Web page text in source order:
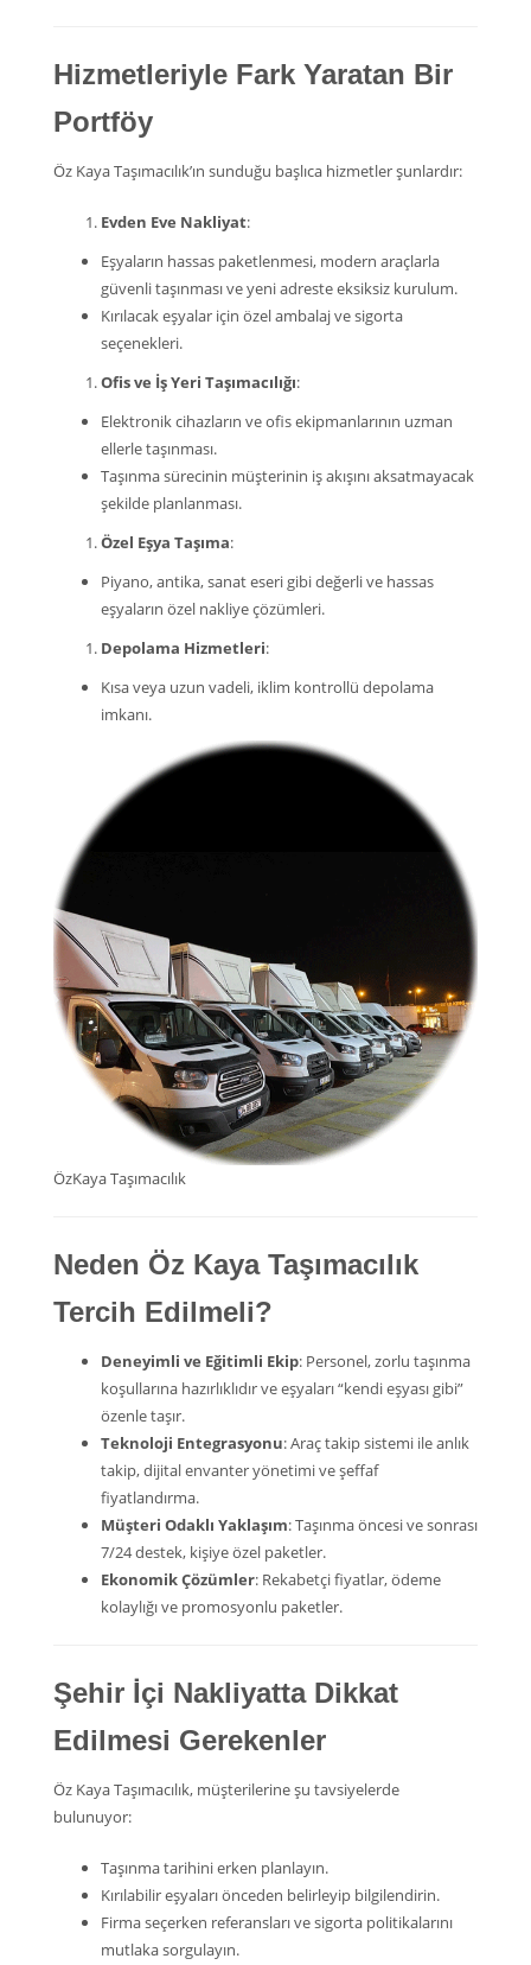
Hizmetleriyle Fark Yaratan Bir
Portföy
Öz Kaya Taşımacılık’ın sunduğu başlıca hizmetler şunlardır:
Evden Eve Nakliyat:
Eşyaların hassas paketlenmesi, modern araçlarla
güvenli taşınması ve yeni adreste eksiksiz kurulum.
Kırılacak eşyalar için özel ambalaj ve sigorta
seçenekleri.
Ofis ve İş Yeri Taşımacılığı:
Elektronik cihazların ve ofis ekipmanlarının uzman
ellerle taşınması.
Taşınma sürecinin müşterinin iş akışını aksatmayacak
şekilde planlanması.
Özel Eşya Taşıma:
Piyano, antika, sanat eseri gibi değerli ve hassas
eşyaların özel nakliye çözümleri.
Depolama Hizmetleri:
Kısa veya uzun vadeli, iklim kontrollü depolama
imkanı.
ÖzKaya Taşımacılık
Neden Öz Kaya Taşımacılık
Tercih Edilmeli?
Deneyimli ve Eğitimli Ekip: Personel, zorlu taşınma
koşullarına hazırlıklıdır ve eşyaları “kendi eşyası gibi”
özenle taşır.
Teknoloji Entegrasyonu: Araç takip sistemi ile anlık
takip, dijital envanter yönetimi ve şeffaf
fiyatlandırma.
Müşteri Odaklı Yaklaşım: Taşınma öncesi ve sonrası
7/24 destek, kişiye özel paketler.
Ekonomik Çözümler: Rekabetçi fiyatlar, ödeme
kolaylığı ve promosyonlu paketler.
Şehir İçi Nakliyatta Dikkat
Edilmesi Gerekenler
Öz Kaya Taşımacılık, müşterilerine şu tavsiyelerde
bulunuyor:
Taşınma tarihini erken planlayın.
Kırılabilir eşyaları önceden belirleyip bilgilendirin.
Firma seçerken referansları ve sigorta politikalarını
mutlaka sorgulayın.